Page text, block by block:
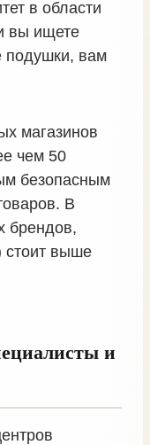
в области
вы ищете
подушки, вам
магазинов
чем 50
безопасным
В
брендов,
стоит выше
и